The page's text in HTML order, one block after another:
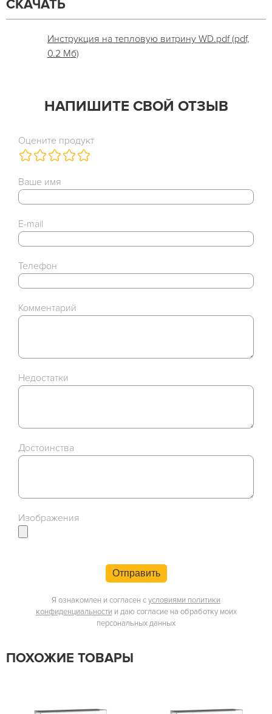
СКАЧАТЬ
Инструкция на тепловую витрину WD.pdf (pdf,
0.2 Мб)
НАПИШИТЕ СВОЙ ОТЗЫВ
Оцените продукт
Ваше имя
E-mail
Телефон
Комментарий
Недостатки
Достоинства
Изображения
Отправить
Я ознакомлен и согласен сусловиями политики
конфиденциальности и даю согласие на обработку моих
персональных данных
ПОХОЖИЕ ТОВАРЫ